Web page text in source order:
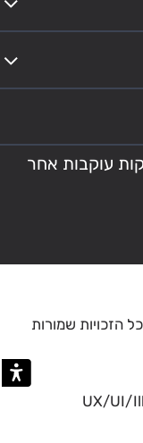
מחקות עוקבות אחר
הזכויות שמורות
UX/UI/